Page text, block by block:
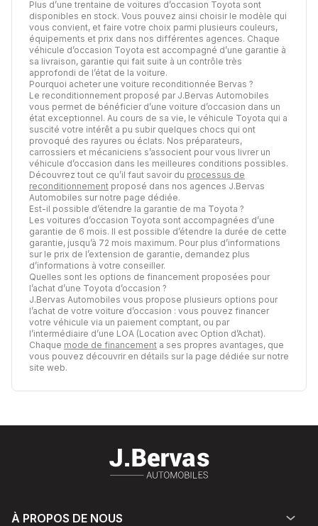
Plus d’une trentaine de voitures d’occasion Toyota sont
disponibles en stock. Vous pouvez ainsi choisir le modèle qui
vous convient, et faire votre choix parmi plusieurs couleurs,
équipements et prix dans nos différentes agences. Chaque
véhicule d’occasion Toyota est accompagné d’une garantie à
sa livraison, garantie qui fait suite à un contrôle très
approfondi de l’état de la voiture.
Pourquoi acheter une voiture reconditionnée Bervas ?
Le reconditionnement proposé par J.Bervas Automobiles
vous permet de bénéficier d’une voiture d’occasion dans un
état exceptionnel. Au cours de sa vie, le véhicule Toyota qui a
suscité votre intérêt a pu subir quelques chocs qui ont
provoqué des rayures ou éclats. Nos préparateurs,
carrossiers et mécaniciens s’associent pour vous livrer un
véhicule d’occasion dans les meilleures conditions possibles.
Découvrez tout ce qu’il faut savoir du processus de
reconditionnement proposé dans nos agences J.Bervas
Automobiles sur notre page dédiée.
Est-il possible d’étendre la garantie de ma Toyota ?
Les voitures d’occasion Toyota sont accompagnées d’une
garantie de 6 mois. Il est possible d’étendre la durée de cette
garantie, jusqu’à 72 mois maximum. Pour plus d’informations
sur le prix de l’extension de garantie, demandez plus
d’informations à votre conseiller.
Quelles sont les options de financement proposées pour
l’achat d’une Toyota d’occasion ?
J.Bervas Automobiles vous propose plusieurs options pour
l’achat de votre voiture d’occasion : vous pouvez financer
votre véhicule via un paiement comptant, ou par
l’intermédiaire d’une LOA (Location avec Option d’Achat).
Chaque mode de financement a ses propres avantages, que
vous pouvez découvrir en détails sur la page dédiée sur notre
site web.
À PROPOS DE NOUS